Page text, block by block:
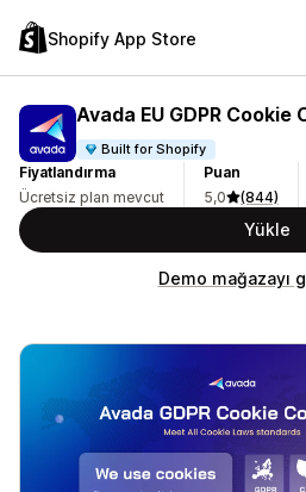
Shopify App Store
Avada EU GDPR Cookie
Built for Shopify
Fiyatlandırma
Ücretsiz plan mevcut
Puan
5,0
(844)
Yükle
Demo mağazayı